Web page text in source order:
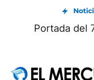
Portada del